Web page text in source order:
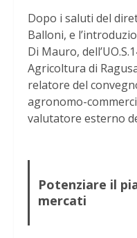
Dopo i saluti del
Balloni, e
Di Mauro,
Agricoltura di
relatore del
agronomo-
valutatore esterno
Potenziare il
mercati